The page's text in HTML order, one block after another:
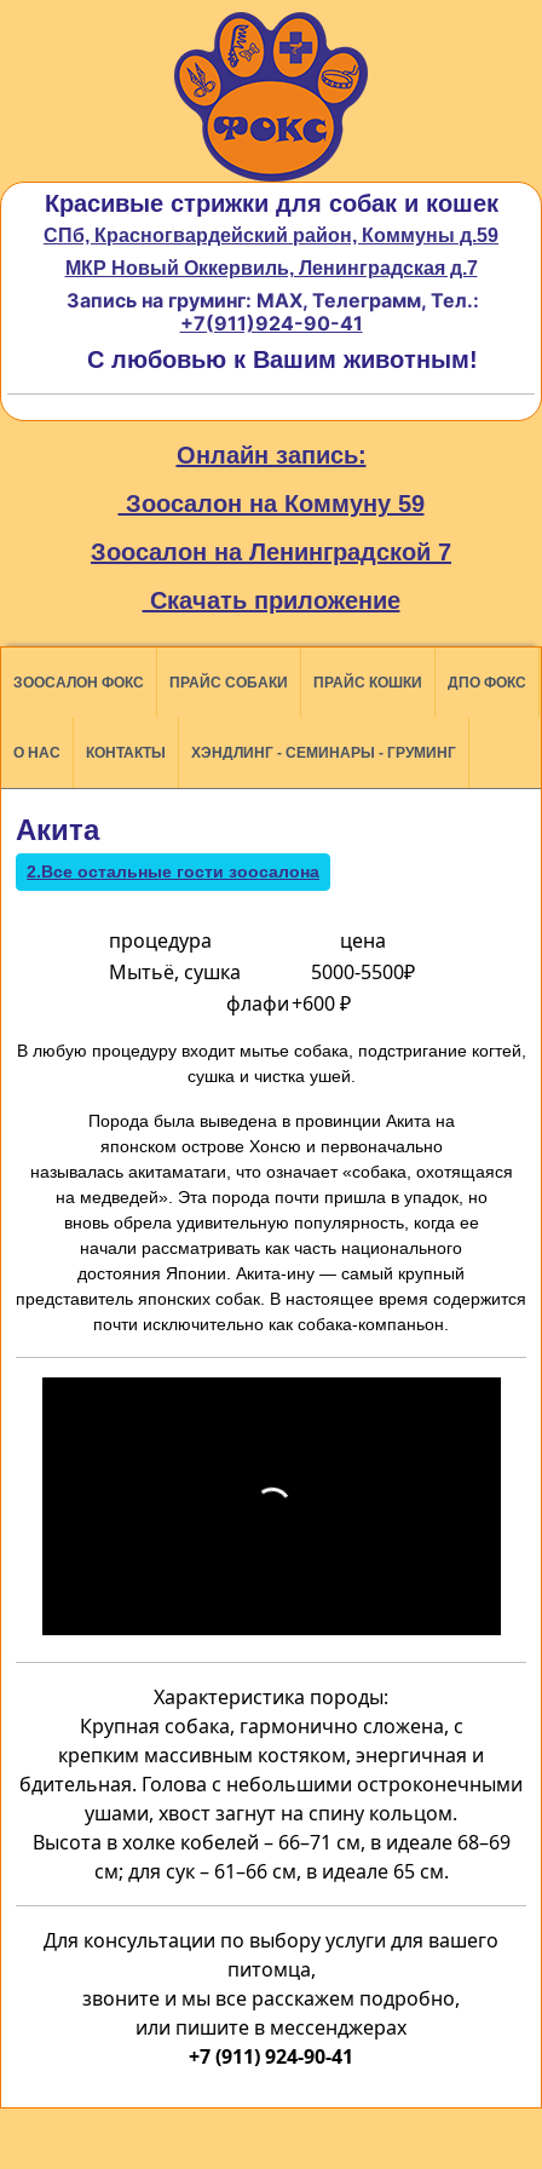
Красивые стрижки для собак и кошек
СПб, Красногвардейский район, Коммуны д.59
МКР Новый Оккервиль, Ленинградская д.7
Запись на груминг: MAX, Телеграмм, Тел.:
+7(911)924-90-41
С любовью к Вашим животным!
Онлайн запись:
Зоосалон на Коммуну 59
Зоосалон на Ленинградской 7
Скачать приложение
ЗООСАЛОН ФОКС ПРАЙС СОБАКИ ПРАЙС КОШКИ ДПО ФОКС
О НАС КОНТАКТЫ ХЭНДЛИНГ - СЕМИНАРЫ - ГРУМИНГ
Акита
2.Все остальные гости зоосалона
процедура
цена
Мытьё, сушка
5000-5500₽
флафи+600 ₽
В любую процедуру входит мытье собака, подстригание когтей,
сушка и чистка ушей.
Порода была выведена в провинции Акита на
японском острове Хонсю и первоначально
называлась акитаматаги, что означает «собака, охотящаяся
на медведей». Эта порода почти пришла в упадок, но
вновь обрела удивительную популярность, когда ее
начали рассматривать как часть национального
достояния Японии. Акита-ину — самый крупный
представитель японских собак. В настоящее время содержится
почти исключительно как собака-компаньон.
Характеристика породы:
Крупная собака, гармонично сложена, с
крепким массивным костяком, энергичная и
бдительная. Голова с небольшими остроконечными
ушами, хвост загнут на спину кольцом.
Высота в холке кобелей – 66–71 см, в идеале 68–69
см; для сук – 61–66 см, в идеале 65 см.
Для консультации по выбору услуги для вашего
питомца,
звоните и мы все расскажем подробно,
или пишите в мессенджерах
+7 (911) 924-90-41